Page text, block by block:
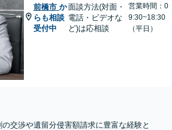
前橋市 か
らも相談
受付中
面談方法(対面・
電話・ビデオな
ど)は応相談
営業時間：0
9:30~18:30
（平日）
の交渉や遺留分侵害額請求に豊富な経験と